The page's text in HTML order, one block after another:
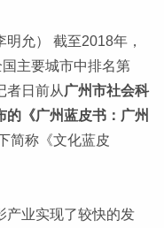
允） 截至2018年，
主要城市中排名第
者日前从 广州市社会科
《广州蓝皮书：广州
简称《文化蓝皮
产业实现了较快的发